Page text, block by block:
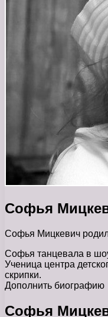
Софья
Софья Мицкевич
Софья танцевала в
Ученица центра
скрипки.
Дополнить биографию
Софья